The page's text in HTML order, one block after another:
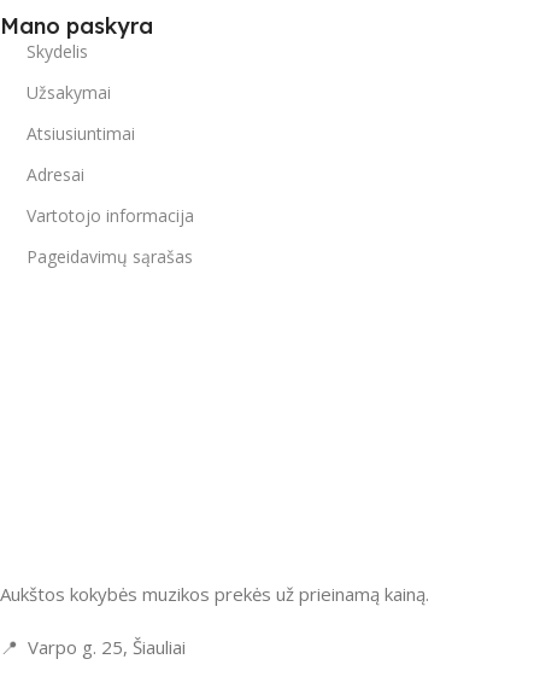
Mano paskyra
Skydelis
Užsakymai
Atsiusiuntimai
Adresai
Vartotojo informacija
Pageidavimų sąrašas
Aukštos kokybės muzikos prekės už prieinamą kainą.
📍 Varpo g. 25, Šiauliai